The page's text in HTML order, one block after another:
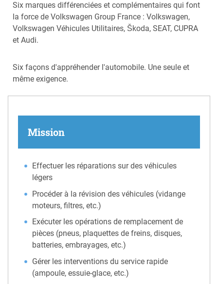
Six marques différenciées et complémentaires qui font
la force de Volkswagen Group France : Volkswagen,
Volkswagen Véhicules Utilitaires, Škoda, SEAT, CUPRA
et Audi.
Six façons d'appréhender l'automobile. Une seule et
même exigence.
Mission
Effectuer les réparations sur des véhicules
légers
Procéder à la révision des véhicules (vidange
moteurs, filtres, etc.)
Exécuter les opérations de remplacement de
pièces (pneus, plaquettes de freins, disques,
batteries, embrayages, etc.)
Gérer les interventions du service rapide
(ampoule, essuie-glace, etc.)